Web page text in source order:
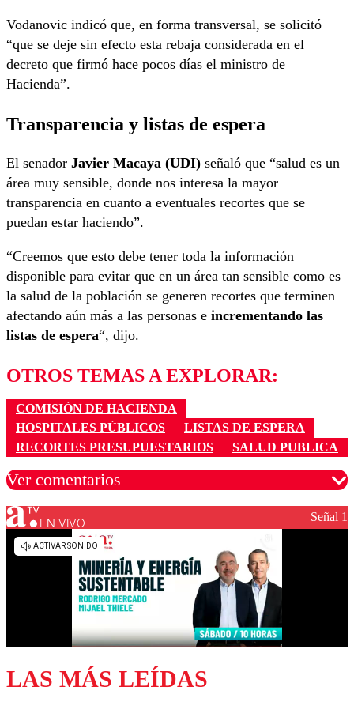
Vodanovic indicó que, en forma transversal, se solicitó
“que se deje sin efecto esta rebaja considerada en el
decreto que firmó hace pocos días el ministro de
Hacienda”.
Transparencia y listas de espera
El senador Javier Macaya (UDI) señaló que “salud es un
área muy sensible, donde nos interesa la mayor
transparencia en cuanto a eventuales recortes que se
puedan estar haciendo”.
“Creemos que esto debe tener toda la información
disponible para evitar que en un área tan sensible como es
la salud de la población se generen recortes que terminen
afectando aún más a las personas e incrementando las
listas de espera“, dijo.
OTROS TEMAS A EXPLORAR:
COMISIÓN DE HACIENDA
HOSPITALES PÚBLICOS
LISTAS DE ESPERA
RECORTES PRESUPUESTARIOS
SALUD PUBLICA
Ver comentarios
Los comentarios son moderados para garantizar un
EN VIVO Señal 1
LAS MÁS LEÍDAS